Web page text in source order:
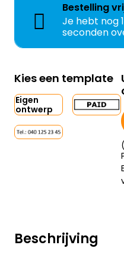
Beschrijving
Bestelling
Je hebt nog
seconden
Kies een template
Eigen
ontwerp